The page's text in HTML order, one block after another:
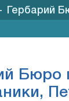
Гербарий Бюро прикладной
Бюро